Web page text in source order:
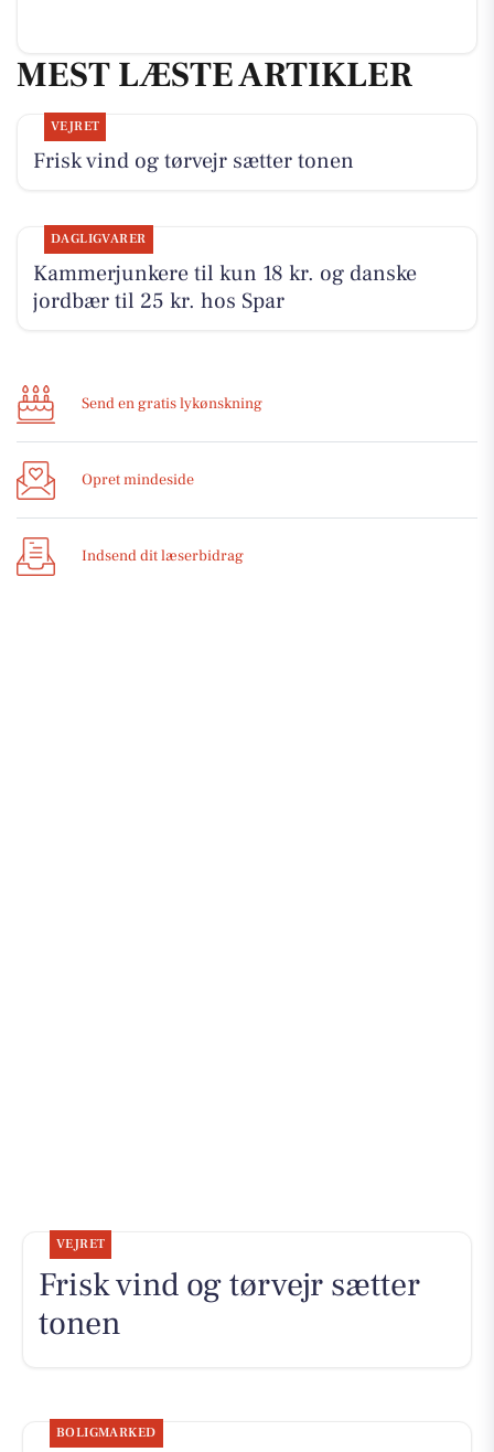
MEST LÆSTE ARTIKLER
VEJRET
Frisk vind og tørvejr sætter tonen
DAGLIGVARER
Kammerjunkere til kun 18 kr. og danske
jordbær til 25 kr. hos Spar
Send en gratis lykønskning
Opret mindeside
Indsend dit læserbidrag
VEJRET
Frisk vind og tørvejr sætter
tonen
BOLIGMARKED